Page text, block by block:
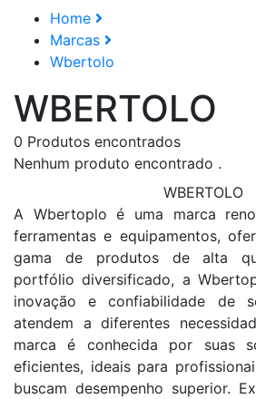
Home
Marcas
Wbertolo
WBERTOLO
0 Produtos encontrados
Nenhum produto encontrado .
WBERTOLO
A Wbertoplo é uma marca
ferramentas e equipamentos,
gama de produtos de alta
portfólio diversificado, a
inovação e confiabilidade de
atendem a diferentes
marca é conhecida por suas
eficientes, ideais para
buscam desempenho superior.